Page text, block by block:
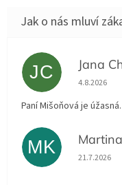
JC Jana
4.8.2026
Paní Mišoňová je
MK
21.7.2026